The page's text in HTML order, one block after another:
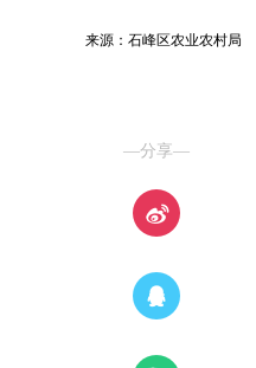
来源：石峰区农业农村局
—分享—